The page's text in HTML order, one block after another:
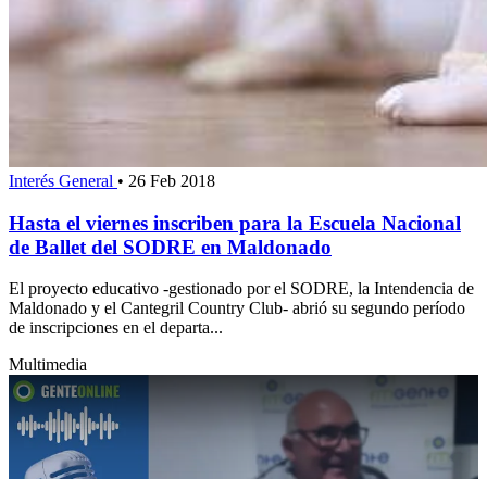
Interés General • 26 Feb 2018
Hasta el viernes inscriben para la Escuela Nacional
de Ballet del SODRE en Maldonado
El proyecto educativo -gestionado por el SODRE, la Intendencia de
Maldonado y el Cantegril Country Club- abrió su segundo período
de inscripciones en el departa...
Multimedia